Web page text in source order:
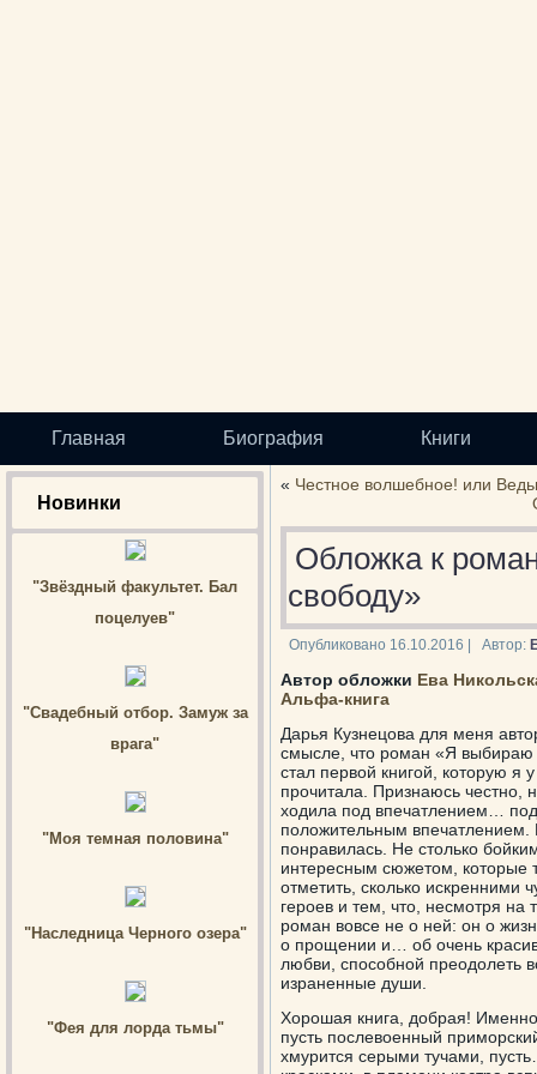
Главная Биография Книги
Новинки
"Звёздный факультет. Бал
поцелуев"
"Свадебный отбор. Замуж за
врага"
"Моя темная половина"
"Наследница Черного озера"
"Фея для лорда тьмы"
« Честное волшебное! или
Обложка к
свободу»
Опубликовано 16.10.2016 Автор:
Автор обложки Ева
Альфа-книга
Дарья Кузнецова для меня
смысле, что роман «Я выбираю
стал первой книгой, которую я
прочитала. Признаюсь честно,
ходила под впечатлением…
положительным впечатлением.
понравилась. Не столько
интересным сюжетом, которые
отметить, сколько искренними
героев и тем, что, несмотря на
роман вовсе не о ней: он о
о прощении и… об очень
любви, способной преодолеть
израненные души.
Хорошая книга, добрая!
пусть послевоенный
хмурится серыми тучами,